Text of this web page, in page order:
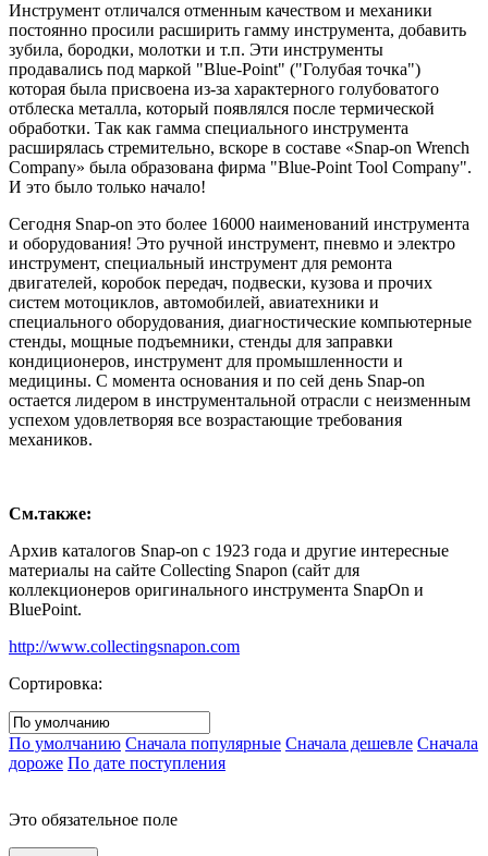
Инструмент отличался отменным качеством и механики
постоянно просили расширить гамму инструмента, добавить
зубила, бородки, молотки и т.п. Эти инструменты
продавались под маркой "Blue-Point" ("Голубая точка")
которая была присвоена из-за характерного голубоватого
отблеска металла, который появлялся после термической
обработки. Так как гамма специального инструмента
расширялась стремительно, вскоре в составе «Snap-on Wrench
Company» была образована фирма "Blue-Point Tool Company".
И это было только начало!
Сегодня Snap-on это более 16000 наименований инструмента
и оборудования! Это ручной инструмент, пневмо и электро
инструмент, специальный инструмент для ремонта
двигателей, коробок передач, подвески, кузова и прочих
систем мотоциклов, автомобилей, авиатехники и
специального оборудования, диагностические компьютерные
стенды, мощные подъемники, стенды для заправки
кондиционеров, инструмент для промышленности и
медицины. С момента основания и по сей день Snap-on
остается лидером в инструментальной отрасли с неизменным
успехом удовлетворяя все возрастающие требования
механиков.
См.также:
Архив каталогов Snap-on с 1923 года и другие интересные
материалы на сайте Collecting Snapon (сайт для
коллекционеров оригинального инструмента SnapOn и
BluePoint.
http://www.collectingsnapon.com
Сортировка:
По умолчанию Сначала популярные Сначала дешевле Сначала
дороже По дате поступления
Это обязательное поле